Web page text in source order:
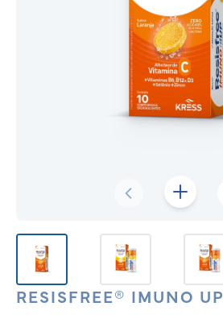
RESISFREE® IMUNO UP